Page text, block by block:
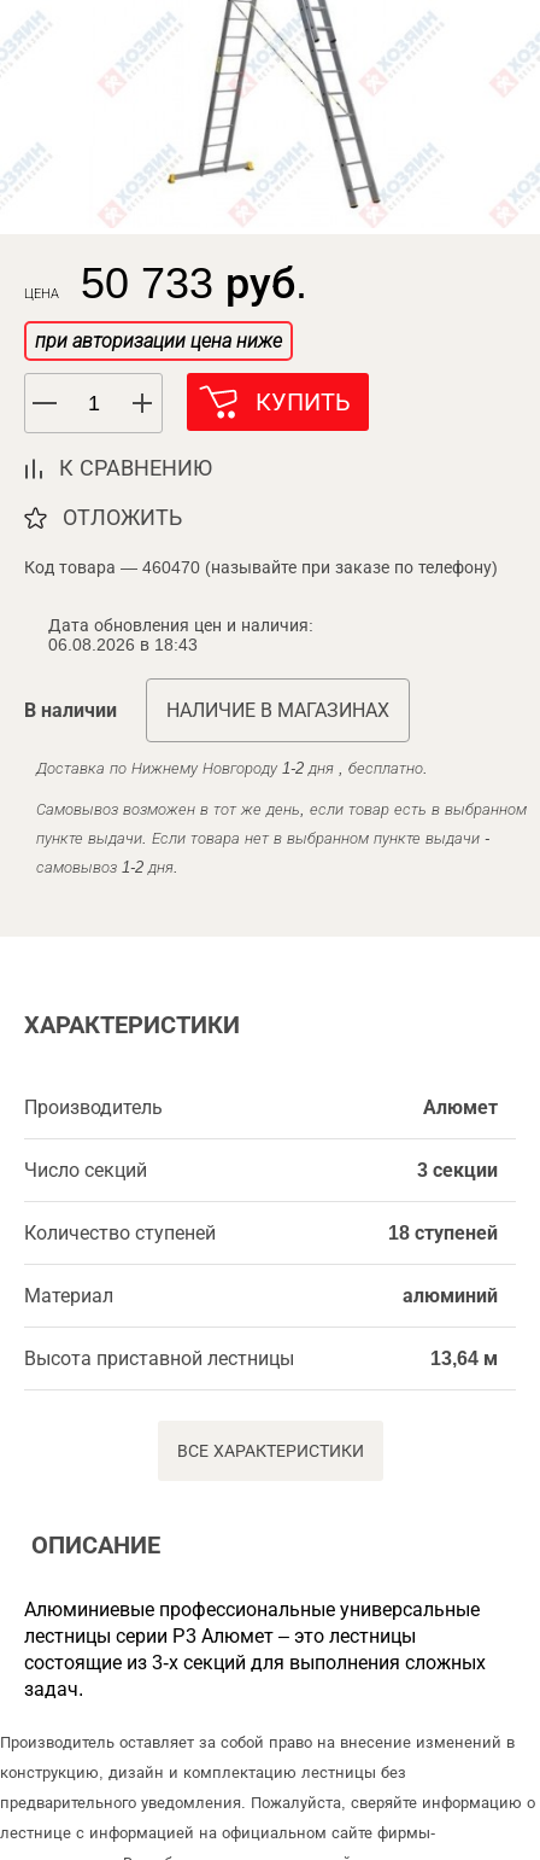
ЦЕНА 50 733 руб.
при авторизации цена ниже
КУПИТЬ
К СРАВНЕНИЮ
ОТЛОЖИТЬ
Код товара — 460470 (называйте при заказе по телефону)
Дата обновления цен и наличия:
06.08.2026 в 18:43
В наличии НАЛИЧИЕ В МАГАЗИНАХ
Доставка по Нижнему Новгороду 1-2 дня , бесплатно.
Самовывоз возможен в тот же день, если товар есть в выбранном
пункте выдачи. Если товара нет в выбранном пункте выдачи -
самовывоз 1-2 дня.
ХАРАКТЕРИСТИКИ
Производитель Алюмет
Число секций 3 секции
Количество ступеней 18 ступеней
Материал алюминий
Высота приставной лестницы 13,64 м
ВСЕ ХАРАКТЕРИСТИКИ
ОПИСАНИЕ
Алюминиевые профессиональные универсальные
лестницы серии P3 Алюмет – это лестницы
состоящие из 3-х секций для выполнения сложных
задач.
Производитель оставляет за собой право на внесение изменений в
конструкцию, дизайн и комплектацию лестницы без
предварительного уведомления. Пожалуйста, сверяйте информацию о
лестнице с информацией на официальном сайте фирмы-